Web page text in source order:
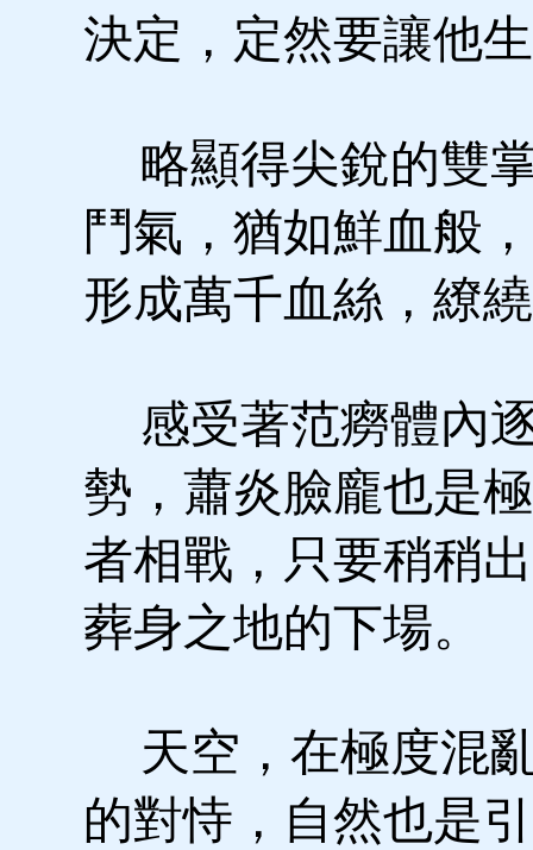
決定，定然要讓他
略顯得尖銳的雙
鬥氣，猶如鮮血般
形成萬千血絲，繚
感受著范癆體內
勢，蕭炎臉龐也是
者相戰，只要稍稍
葬身之地的下場。
天空，在極度混
的對恃，自然也是